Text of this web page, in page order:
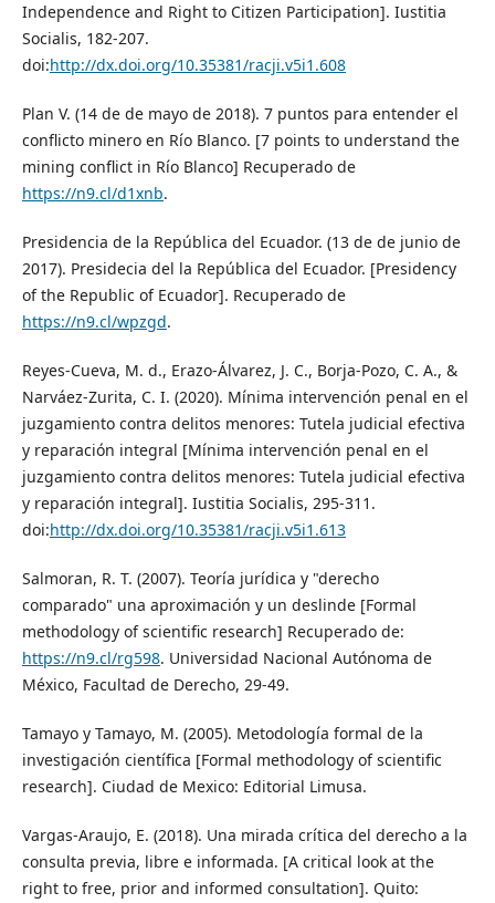
Independence and Right to Citizen Participation]. Iustitia
Socialis, 182-207.
doi:http://dx.doi.org/10.35381/racji.v5i1.608
Plan V. (14 de de mayo de 2018). 7 puntos para entender el
conflicto minero en Río Blanco. [7 points to understand the
mining conflict in Río Blanco] Recuperado de
https://n9.cl/d1xnb.
Presidencia de la República del Ecuador. (13 de de junio de
2017). Presidecia del la República del Ecuador. [Presidency
of the Republic of Ecuador]. Recuperado de
https://n9.cl/wpzgd.
Reyes-Cueva, M. d., Erazo-Álvarez, J. C., Borja-Pozo, C. A., &
Narváez-Zurita, C. I. (2020). Mínima intervención penal en el
juzgamiento contra delitos menores: Tutela judicial efectiva
y reparación integral [Mínima intervención penal en el
juzgamiento contra delitos menores: Tutela judicial efectiva
y reparación integral]. Iustitia Socialis, 295-311.
doi:http://dx.doi.org/10.35381/racji.v5i1.613
Salmoran, R. T. (2007). Teoría jurídica y "derecho
comparado" una aproximación y un deslinde [Formal
methodology of scientific research] Recuperado de:
https://n9.cl/rg598. Universidad Nacional Autónoma de
México, Facultad de Derecho, 29-49.
Tamayo y Tamayo, M. (2005). Metodología formal de la
investigación científica [Formal methodology of scientific
research]. Ciudad de Mexico: Editorial Limusa.
Vargas-Araujo, E. (2018). Una mirada crítica del derecho a la
consulta previa, libre e informada. [A critical look at the
right to free, prior and informed consultation]. Quito: